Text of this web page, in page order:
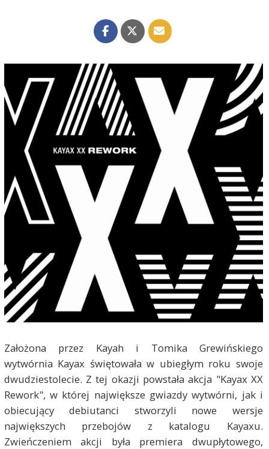
Założona przez Kayah i Tomika Grewińskiego
wytwórnia Kayax świętowała w ubiegłym roku swoje
dwudziestolecie. Z tej okazji powstała akcja "Kayax XX
Rework", w której największe gwiazdy wytwórni, jak i
obiecujący debiutanci stworzyli nowe wersje
największych przebojów z katalogu Kayaxu.
Zwieńczeniem akcji była premiera dwupłytowego,